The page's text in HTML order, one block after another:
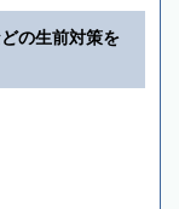
の生前対策を